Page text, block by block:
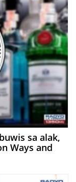
sa alak,
Ways and